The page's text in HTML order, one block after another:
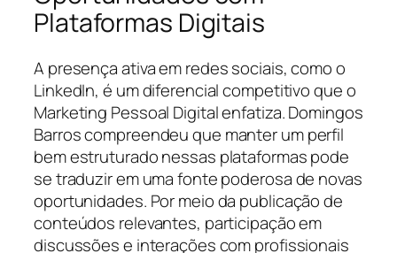
Plataformas Digitais
A presença ativa em redes sociais, como o
LinkedIn, é um diferencial competitivo que o
Marketing Pessoal Digital enfatiza. Domingos
Barros compreendeu que manter um perfil
bem estruturado nessas plataformas pode
se traduzir em uma fonte poderosa de novas
oportunidades. Por meio da publicação de
conteúdos relevantes, participação em
discussões e interações com profissionais